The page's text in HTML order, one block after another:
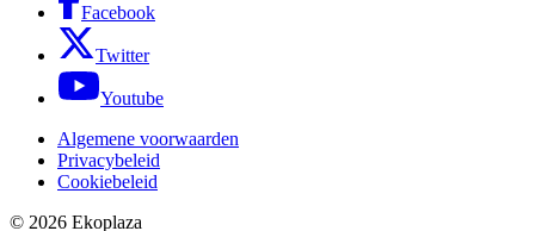
Facebook
Twitter
Youtube
Algemene voorwaarden
Privacybeleid
Cookiebeleid
© 2026 Ekoplaza